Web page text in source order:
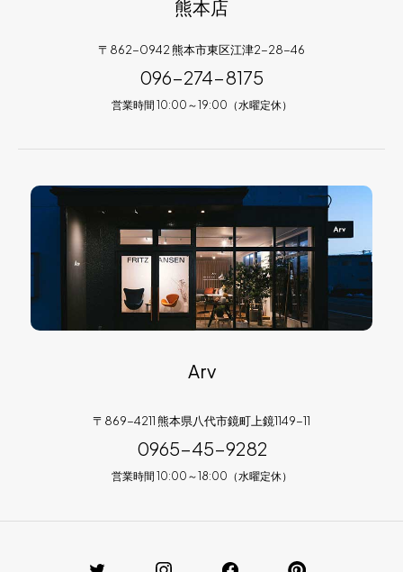
熊本店
〒862-0942 熊本市東区江津2-28-46
096-274-8175
営業時間 10:00～19:00（水曜定休）
Arv
〒869-4211 熊本県八代市鏡町上鏡1149-11
0965-45-9282
営業時間 10:00～18:00（水曜定休）